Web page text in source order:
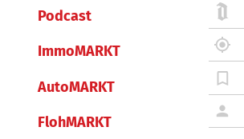
Podcast
ImmoMARKT
AutoMARKT
FlohMARKT